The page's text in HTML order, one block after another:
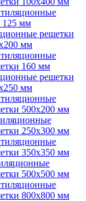
125 мм
решетки
мм
160 мм
решетки
мм
500х200 мм
250х300 мм
350х350 мм
500х500 мм
800х800 мм